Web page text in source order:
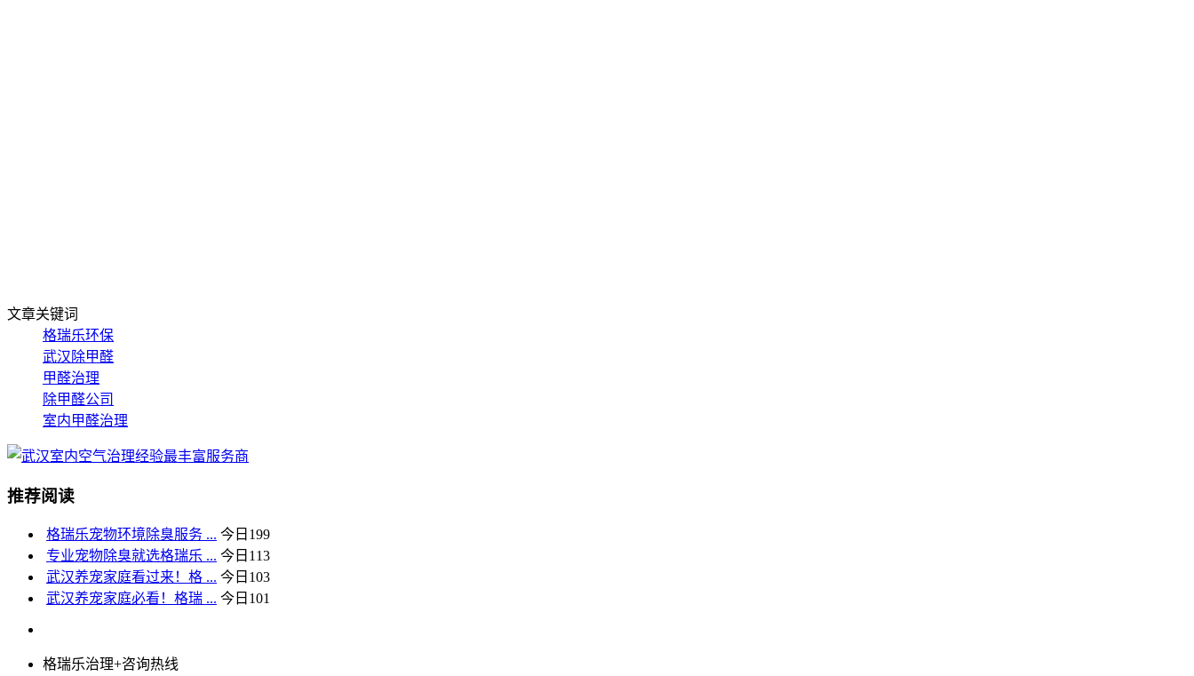
文章关键词
格瑞乐环保
武汉除甲醛
甲醛治理
除甲醛公司
室内甲醛治理
推荐阅读
格瑞乐宠物环境除臭服务 ... 今日 199
专业宠物除臭就选格瑞乐 ... 今日 113
武汉养宠家庭看过来！格 ... 今日 103
武汉养宠家庭必看！格瑞 ... 今日 101
格瑞乐治理+咨询热线